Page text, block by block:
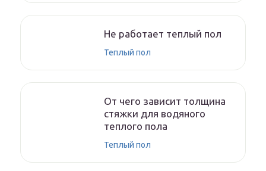
Не работает теплый пол
Теплый пол
От чего зависит толщина
стяжки для водяного
теплого пола
Теплый пол